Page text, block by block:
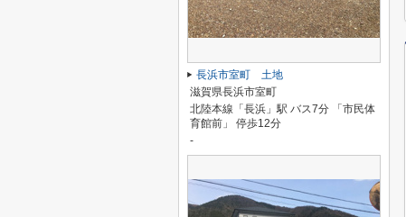
長浜市室町 土地
滋賀県長浜市室町
北陸本線「長浜」駅 バス7分 「市民体
育館前」 停歩12分
-